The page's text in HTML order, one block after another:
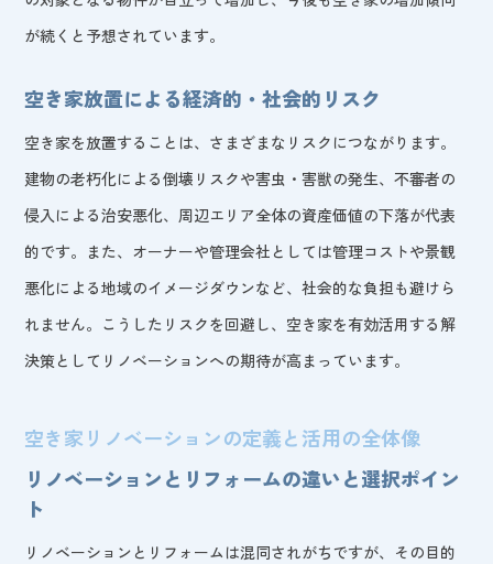
が続くと予想されています。
空き家放置による経済的・社会的リスク
空き家を放置することは、さまざまなリスクにつながります。
建物の老朽化による倒壊リスクや害虫・害獣の発生、不審者の
侵入による治安悪化、周辺エリア全体の資産価値の下落が代表
的です。また、オーナーや管理会社としては管理コストや景観
悪化による地域のイメージダウンなど、社会的な負担も避けら
れません。こうしたリスクを回避し、空き家を有効活用する解
決策としてリノベーションへの期待が高まっています。
空き家リノベーションの定義と活用の全体像
リノベーションとリフォームの違いと選択ポイン
ト
リノベーションとリフォームは混同されがちですが、その目的